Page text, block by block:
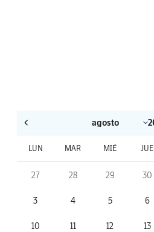
LUN MAR MIÉ JUE
27 28 29 30
3 4 5 6
10 11 12 13